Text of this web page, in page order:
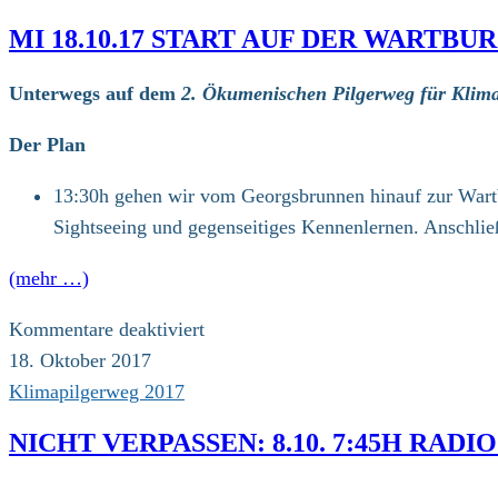
Etappe:
Eisenach
km)
MI 18.10.17 START AUF DER
Unterwegs auf dem 2. Ökumenischen Pilgerweg für
Der Plan
13:30h gehen wir vom Georgsbrunnen hinauf zur
Sightseeing und gegenseitiges Kennenlernen.
(mehr …)
Kommentare deaktiviertfür
auf
18. Oktober 2017
Klimapilgerweg 2017
NICHT VERPASSEN: 8.10. 7:45H